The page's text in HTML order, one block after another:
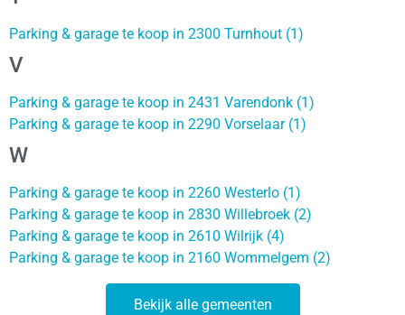
Parking & garage te koop in 2300 Turnhout (1)
V
Parking & garage te koop in 2431 Varendonk (1)
Parking & garage te koop in 2290 Vorselaar (1)
W
Parking & garage te koop in 2260 Westerlo (1)
Parking & garage te koop in 2830 Willebroek (2)
Parking & garage te koop in 2610 Wilrijk (4)
Parking & garage te koop in 2160 Wommelgem (2)
Bekijk alle gemeenten